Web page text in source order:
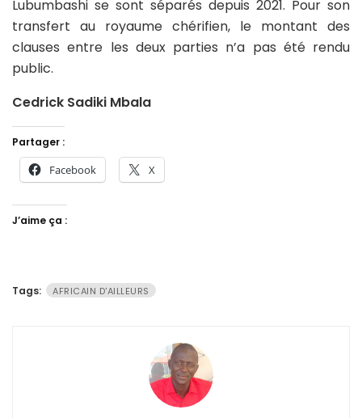
Lubumbashi se sont séparés depuis 2021. Pour son
transfert au royaume chérifien, le montant des
clauses entre les deux parties n’a pas été rendu
public.
Cedrick Sadiki Mbala
Partager :
Facebook X
J’aime ça :
Tags: AFRICAIN D'AILLEURS